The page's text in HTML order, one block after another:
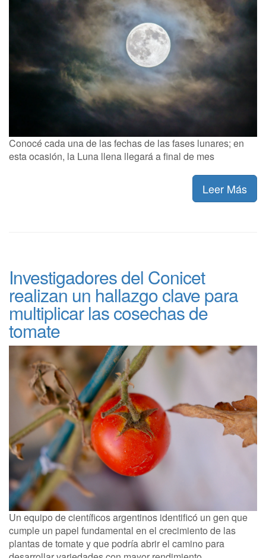
Conocé cada una de las fechas de las fases lunares; en
esta ocasión, la Luna llena llegará a final de mes
Leer Más
Investigadores del Conicet
realizan un hallazgo clave para
multiplicar las cosechas de
tomate
Un equipo de científicos argentinos identificó un gen que
cumple un papel fundamental en el crecimiento de las
plantas de tomate y que podría abrir el camino para